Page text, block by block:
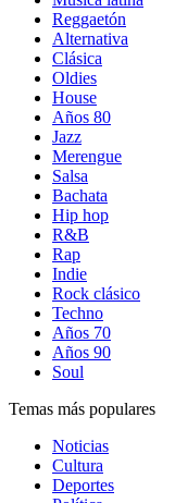
Reggaetón
Alternativa
Clásica
Oldies
House
Años 80
Jazz
Merengue
Salsa
Bachata
Hip hop
R&B
Rap
Indie
Rock clásico
Techno
Años 70
Años 90
Soul
Temas más populares
Noticias
Cultura
Deportes